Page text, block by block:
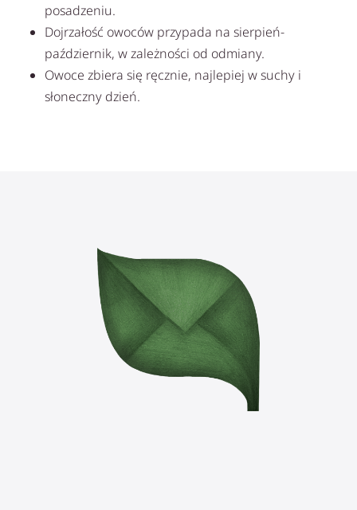
posadzeniu.
Dojrzałość owoców przypada na sierpień-
październik, w zależności od odmiany.
Owoce zbiera się ręcznie, najlepiej w suchy i
słoneczny dzień.